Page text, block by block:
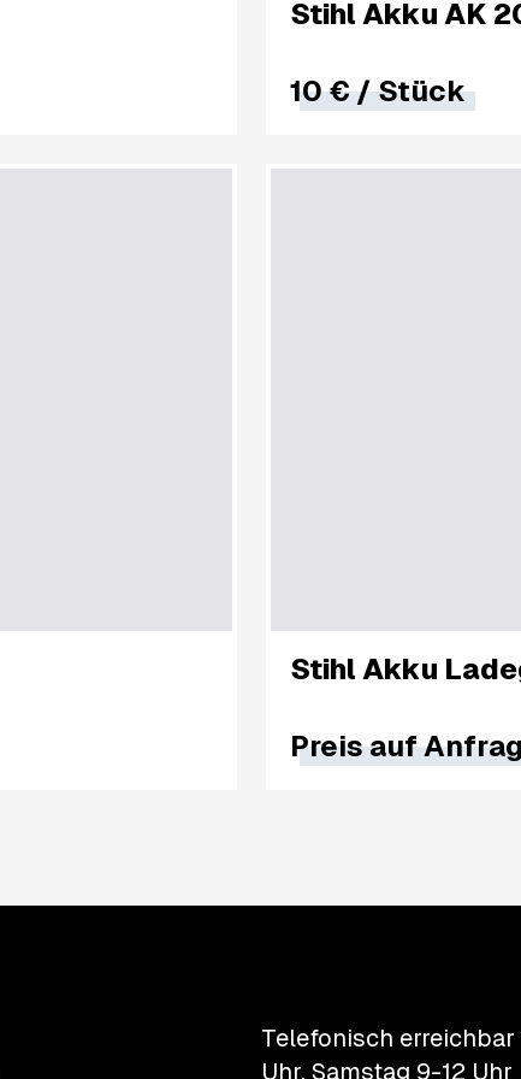
Stihl Akku AK
10 €/Stück
Stihl Akku
Preis auf
Telefonisch
Uhr, Samstag 9-12